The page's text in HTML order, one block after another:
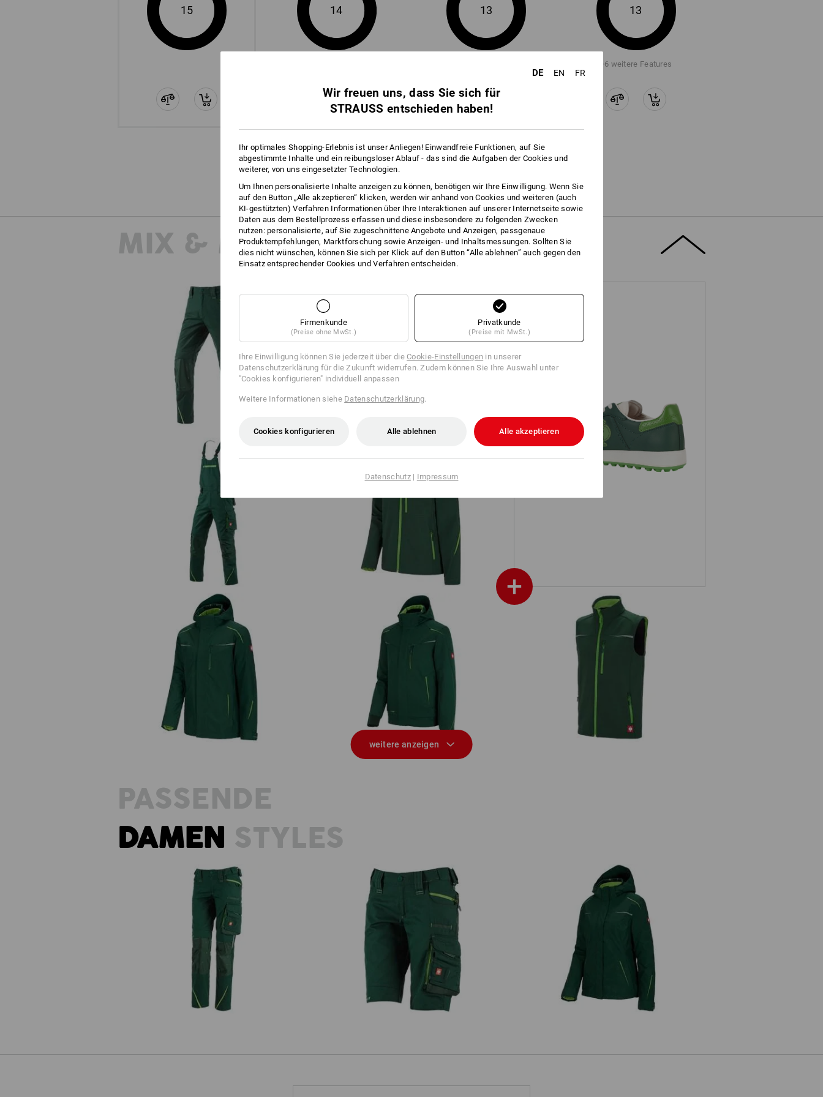
15 14 13 13
+6 weitere Features
Alle Details vergleichen
MIX & MATCH
S1P Sicherheitsschuhe e.s. Dothan
low
+
Bundhose e.s.motion 2020 Short e.s.motion 2020
Latzhose e.s.motion 2020 Softshelljacke e.s.motion 2020
3 in 1 Funktionsjacke e.s.motion 2020,
Winter Softshelljacke e.s.motion 2020,
Softshell Weste e.s.motion 2020
weitere anzeigen
PASSENDE
DAMEN STYLES
Damenhose e.s.motion 2020 Short e.s.motion 2020, Damen
3 in 1 Funktionsjacke e.s.motion 2020,
DE EN FR
Wir freuen uns, dass Sie sich für
STRAUSS entschieden haben!
Ihr optimales Shopping-Erlebnis ist unser Anliegen! Einwandfreie Funktionen, auf Sie
abgestimmte Inhalte und ein reibungsloser Ablauf - das sind die Aufgaben der Cookies und
weiterer, von uns eingesetzter Technologien.
Um Ihnen personalisierte Inhalte anzeigen zu können, benötigen wir Ihre Einwilligung. Wenn Sie
auf den Button „Alle akzeptieren“ klicken, werden wir anhand von Cookies und weiteren (auch
KI-gestützten) Verfahren Informationen über Ihre Interaktionen auf unserer Internetseite sowie
Daten aus dem Bestellprozess erfassen und diese insbesondere zu folgenden Zwecken
nutzen: personalisierte, auf Sie zugeschnittene Angebote und Anzeigen, passgenaue
Produktempfehlungen, Marktforschung sowie Anzeigen- und Inhaltsmessungen. Sollten Sie
dies nicht wünschen, können Sie sich per Klick auf den Button “Alle ablehnen” auch gegen den
Einsatz entsprechender Cookies und Verfahren entscheiden.
Firmenkunde
(Preise ohne MwSt.)
Privatkunde
(Preise mit MwSt.)
Ihre Einwilligung können Sie jederzeit über dieCookie-Einstellungen in unserer
Datenschutzerklärung für die Zukunft widerrufen. Zudem können Sie Ihre Auswahl unter
"Cookies konfigurieren" individuell anpassen
Weitere Informationen siehe Datenschutzerklärung.
Cookies konfigurieren Alle ablehnen Alle akzeptieren
Datenschutz| Impressum